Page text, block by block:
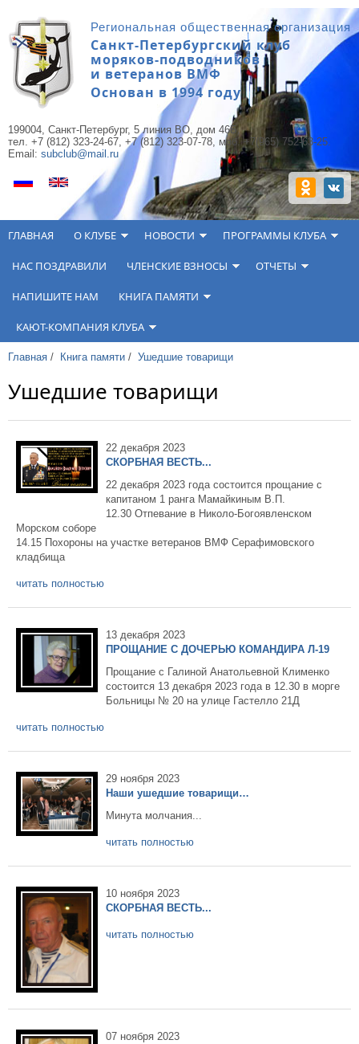
Региональная общественная организация
Санкт-Петербургский клуб
моряков-подводников
и ветеранов ВМФ
Основан в 1994 году
199004, Санкт-Петербург, 5 линия ВО, дом 46Б,
тел. +7 (812) 323-24-67, +7 (812) 323-07-78, моб. +7(965) 752-63-25.
Email: subclub@mail.ru
ГЛАВНАЯ О КЛУБЕ НОВОСТИ ПРОГРАММЫ КЛУБА
НАС ПОЗДРАВИЛИ ЧЛЕНСКИЕ ВЗНОСЫ ОТЧЕТЫ
НАПИШИТЕ НАМ КНИГА ПАМЯТИ
КАЮТ-КОМПАНИЯ КЛУБА
Главная / Книга памяти / Ушедшие товарищи
Ушедшие товарищи
22 декабря 2023
СКОРБНАЯ ВЕСТЬ...
22 декабря 2023 года состоится прощание с
капитаном 1 ранга Мамайкиным В.П.
12.30 Отпевание в Николо-Богоявленском
Морском соборе
14.15 Похороны на участке ветеранов ВМФ Серафимовского
кладбища
читать полностью
13 декабря 2023
ПРОЩАНИЕ С ДОЧЕРЬЮ КОМАНДИРА Л-19
Прощание с Галиной Анатольевной Клименко
состоится 13 декабря 2023 года в 12.30 в морге
Больницы № 20 на улице Гастелло 21Д
читать полностью
29 ноября 2023
Наши ушедшие товарищи…
Минута молчания...
читать полностью
10 ноября 2023
СКОРБНАЯ ВЕСТЬ...
читать полностью
07 ноября 2023